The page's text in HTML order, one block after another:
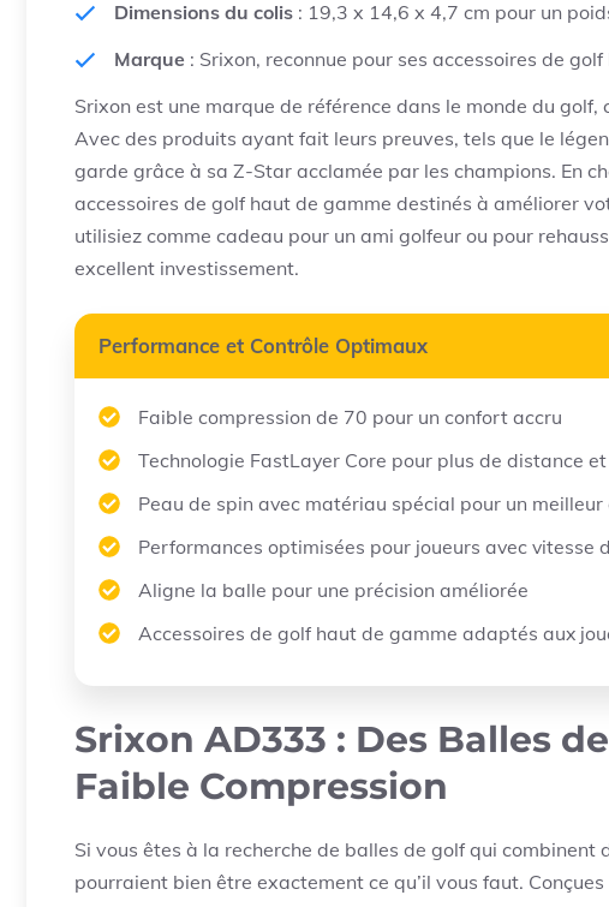
Dimensions du colis : 19,3 x 14,6 x 4,7 cm pour un
Marque : Srixon, reconnue pour ses accessoires de
Srixon est une marque de référence dans le monde du
Avec des produits ayant fait leurs preuves, tels que le
garde grâce à sa Z-Star acclamée par les champions. En
accessoires de golf haut de gamme destinés à améliorer
utilisiez comme cadeau pour un ami golfeur ou pour
excellent investissement.
Performance et Contrôle Optimaux
Faible compression de 70 pour un confort accru
Technologie FastLayer Core pour plus de distance
Peau de spin avec matériau spécial pour un meilleur
Performances optimisées pour joueurs avec vitesse
Aligne la balle pour une précision améliorée
Accessoires de golf haut de gamme adaptés aux
Srixon AD333 : Des Balles
Faible Compression
Si vous êtes à la recherche de balles de golf qui combinent
pourraient bien être exactement ce qu’il vous faut.